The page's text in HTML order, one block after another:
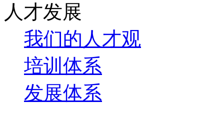
人才发展
我们的人才观
培训体系
发展体系